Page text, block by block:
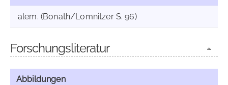
alem. (Bonath/Lomnitzer S. 96)
Forschungsliteratur
Abbildungen